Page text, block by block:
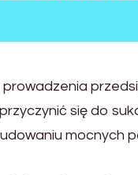
się do
mocnych